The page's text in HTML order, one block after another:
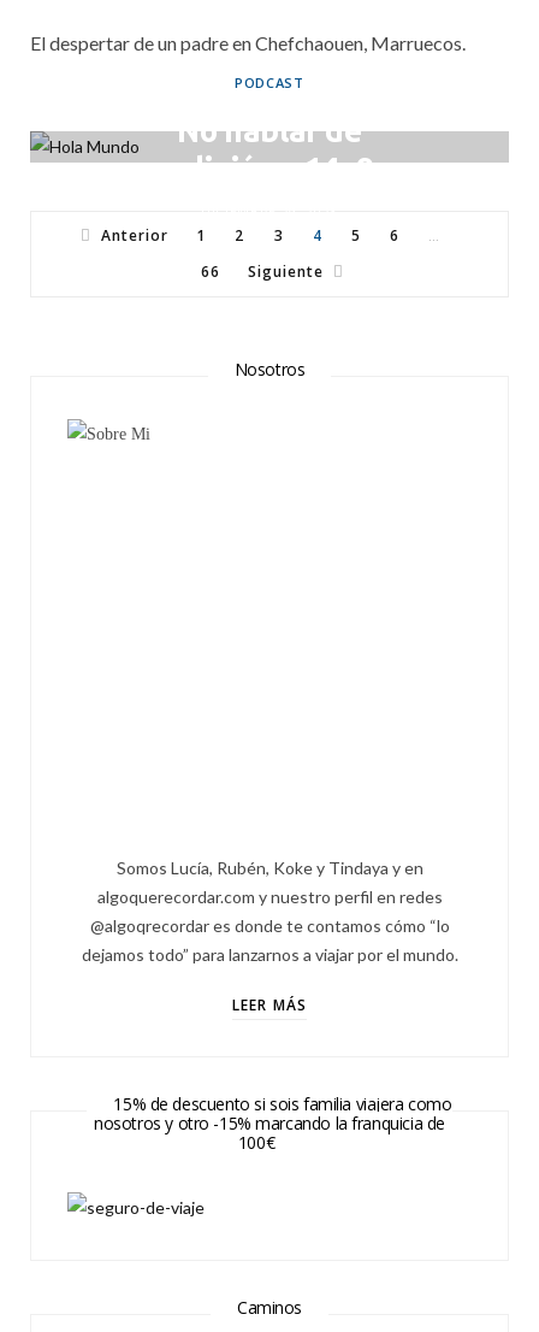
El despertar de un padre en Chefchaouen, Marruecos.
PODCAST
No hablar de
religión – 14×9
Anterior 1 2 3 4 5 6 …
66 Siguiente
Nosotros
Somos Lucía, Rubén, Koke y Tindaya y en
algoquerecordar.com y nuestro perfil en redes
@algoqrecordar es donde te contamos cómo “lo
dejamos todo” para lanzarnos a viajar por el mundo.
LEER MÁS
15% de descuento si sois familia viajera como
nosotros y otro -15% marcando la franquicia de
100€
Caminos